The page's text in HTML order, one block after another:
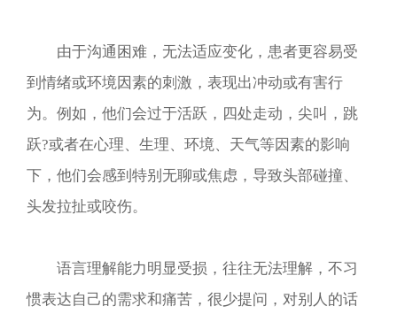
由于沟通困难，无法适应变化，患者更容易受
到情绪或环境因素的刺激，表现出冲动或有害行
为。例如，他们会过于活跃，四处走动，尖叫，跳
跃?或者在心理、生理、环境、天气等因素的影响
下，他们会感到特别无聊或焦虑，导致头部碰撞、
头发拉扯或咬伤。
语言理解能力明显受损，往往无法理解，不习
惯表达自己的需求和痛苦，很少提问，对别人的话